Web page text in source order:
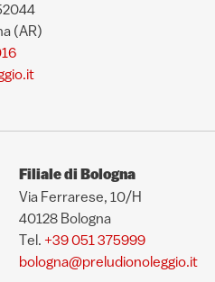
(AR)
Filiale di Bologna
Via Ferrarese, 10/H
40128 Bologna
Tel. +39 051 375999
bologna@preludionoleggio.it